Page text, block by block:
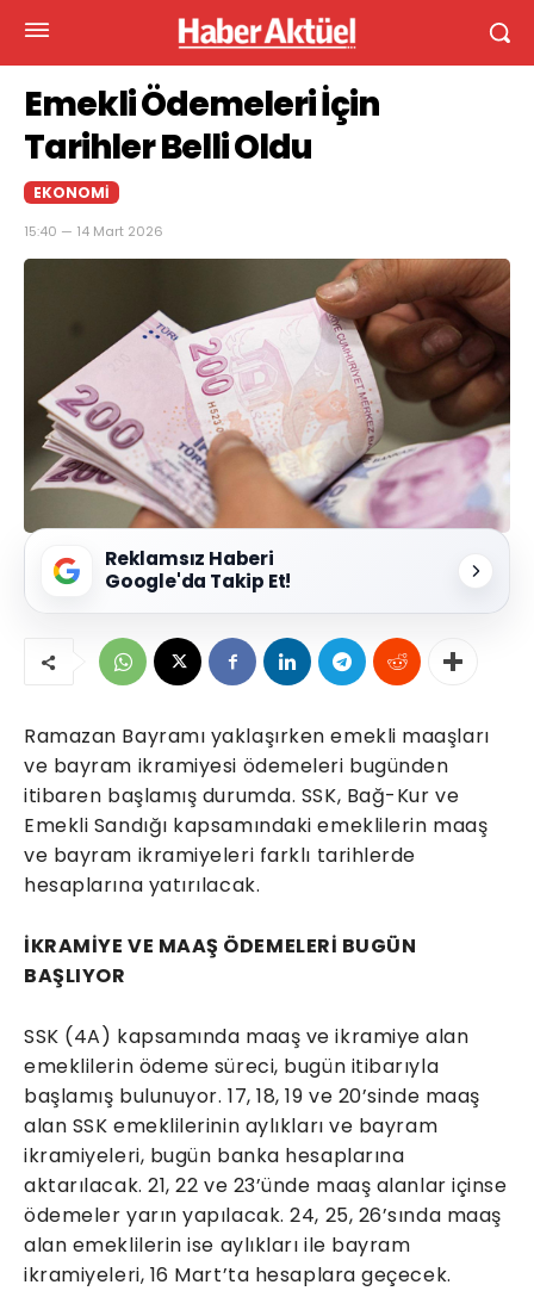
Emekli Ödemeleri İçin
Tarihler Belli Oldu
EKONOMI
15:40 — 14 Mart 2026
Reklamsız Haberi
Google'da Takip Et!
Ramazan Bayramı yaklaşırken emekli maaşları
ve bayram ikramiyesi ödemeleri bugünden
itibaren başlamış durumda. SSK, Bağ-Kur ve
Emekli Sandığı kapsamındaki emeklilerin maaş
ve bayram ikramiyeleri farklı tarihlerde
hesaplarına yatırılacak.
İKRAMİYE VE MAAŞ ÖDEMELERİ BUGÜN
BAŞLIYOR
SSK (4A) kapsamında maaş ve ikramiye alan
emeklilerin ödeme süreci, bugün itibarıyla
başlamış bulunuyor. 17, 18, 19 ve 20’sinde maaş
alan SSK emeklilerinin aylıkları ve bayram
ikramiyeleri, bugün banka hesaplarına
aktarılacak. 21, 22 ve 23’ünde maaş alanlar içinse
ödemeler yarın yapılacak. 24, 25, 26’sında maaş
alan emeklilerin ise aylıkları ile bayram
ikramiyeleri, 16 Mart’ta hesaplara geçecek.